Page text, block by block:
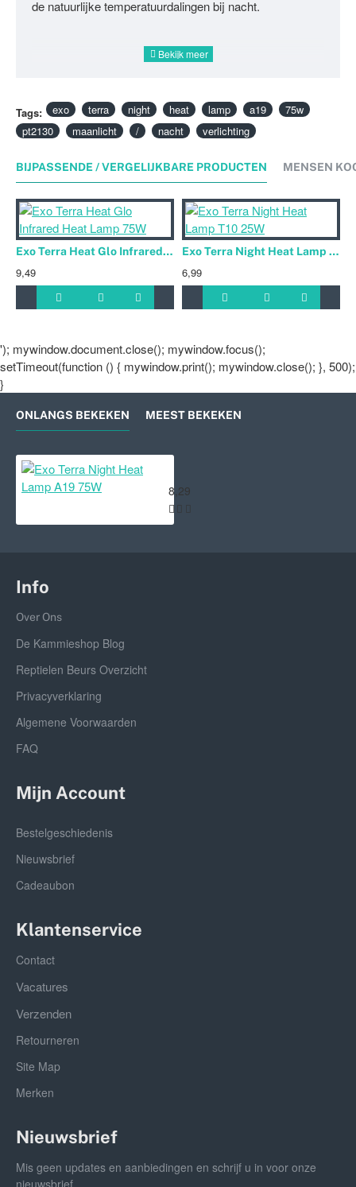
de natuurlijke temperatuurdalingen bij nacht.
Tags: exo terra night heat lamp a19
75w
pt2130
maanlicht / nacht verlichting
BIJPASSENDE / VERGELIJKBARE PRODUCTEN MENSEN
Exo Terra Heat Glo Infrared Heat Lamp 75W
9,49
Exo Terra Night Heat Lamp T10 25W
6,99
'); mywindow.document.close(); mywindow.focus();
setTimeout(function () { mywindow.print(); mywindow.close(); }, 500);
}
ONLANGS BEKEKEN MEEST BEKEKEN
8,29
Info
Over Ons
De Kammieshop Blog
Reptielen Beurs Overzicht
Privacyverklaring
Algemene Voorwaarden
FAQ
Mijn Account
Bestelgeschiedenis
Nieuwsbrief
Cadeaubon
Klantenservice
Contact
Vacatures
Verzenden
Retourneren
Site Map
Merken
Nieuwsbrief
Mis geen updates en aanbiedingen en schrijf u in voor onze